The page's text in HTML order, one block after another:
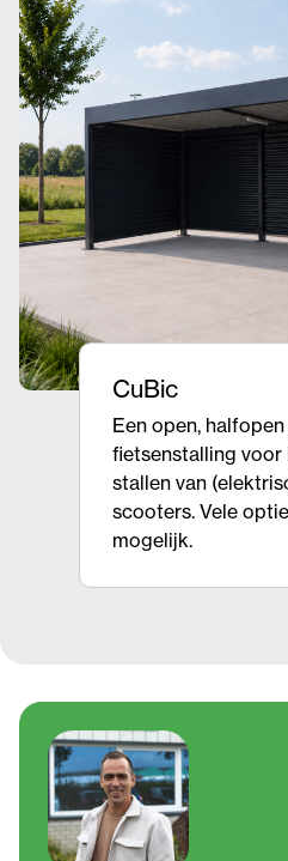
CuBic
Een open,
fietsenstalling voor
stallen van
scooters. Vele
mogelijk.